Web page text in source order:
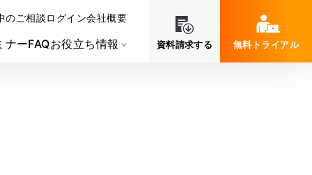
ナーFAQお役立ち情報
のご相談ログイン会社概要
資料請求する 無料トライアル